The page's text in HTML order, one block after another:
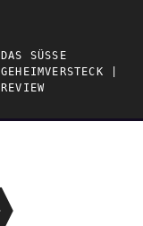
DAS SÜSSE G
EHEIMVERSTECK | R
EVIEW